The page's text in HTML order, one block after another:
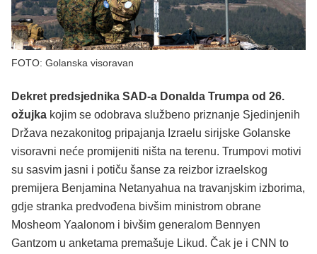
FOTO: Golanska visoravan
Dekret predsjednika SAD-a Donalda Trumpa od 26.
ožujka kojim se odobrava službeno priznanje Sjedinjenih
Država nezakonitog pripajanja Izraelu sirijske Golanske
visoravni neće promijeniti ništa na terenu. Trumpovi motivi
su sasvim jasni i potiču šanse za reizbor izraelskog
premijera Benjamina Netanyahua na travanjskim izborima,
gdje stranka predvođena bivšim ministrom obrane
Mosheom Yaalonom i bivšim generalom Bennyen
Gantzom u anketama premašuje Likud. Čak je i CNN to